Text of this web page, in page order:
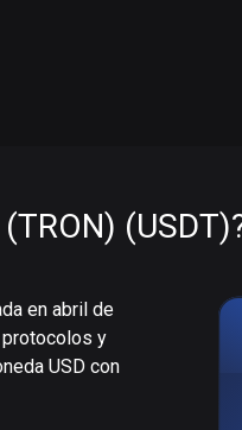
en abril de
y
USD con